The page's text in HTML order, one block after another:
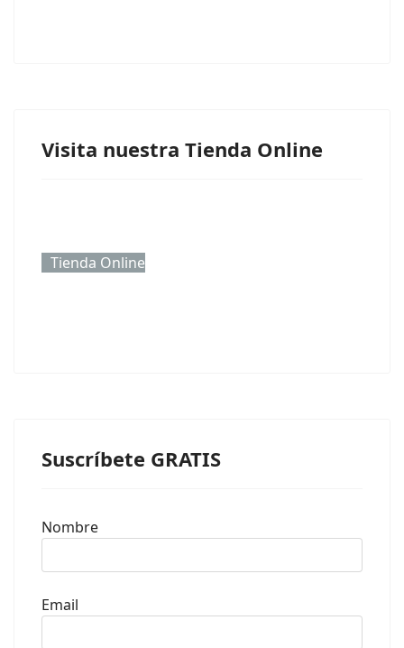
Visita nuestra Tienda Online
Tienda Online
Suscríbete GRATIS
Nombre
Email